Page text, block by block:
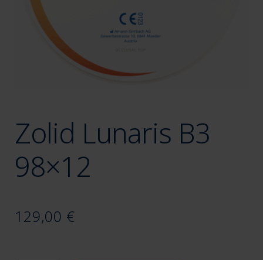
Zolid Lunaris B3
98×12
129,00 €